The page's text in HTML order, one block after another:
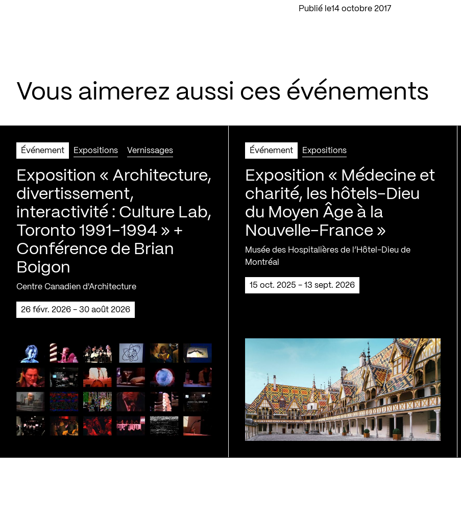
Publié le 14 octobre 2017
Vous aimerez aussi ces événements
Événement Expositions Vernissages
Exposition « Architecture,
divertissement,
interactivité : Culture Lab,
Toronto 1991-1994 » +
Conférence de Brian
Boigon
Centre Canadien d'Architecture
26 févr. 2026 - 30 août 2026
Événement Expositions
Exposition « Médecine et
charité, les hôtels-Dieu
du Moyen Âge à la
Nouvelle-France »
Musée des Hospitalières de l’Hôtel-Dieu de
Montréal
15 oct. 2025 - 13 sept. 2026